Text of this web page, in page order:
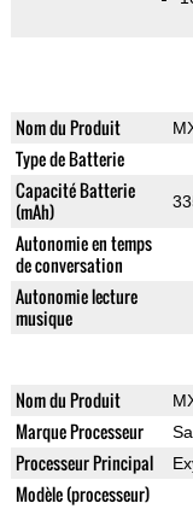
Nom du Produit
Type de Batterie
Capacité Batterie
(mAh)
Autonomie en temps
de conversation
Autonomie lecture
musique
Nom du Produit
Marque Processeur
Processeur Principal
Modèle (processeur)